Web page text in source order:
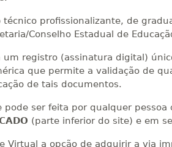
profissionalizante, de
Conselho Estadual de
um registro (assinatura digital)
que permite a validação de
de tais documentos.
ser feita por qualquer
(parte inferior do site) e em
Virtual a opção de adquirir a via